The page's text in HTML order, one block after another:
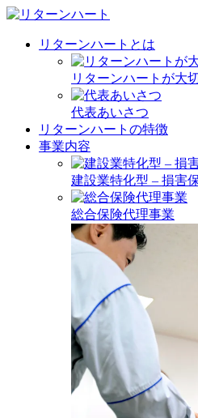
リターンハートとは
リターンハートが大
代表あいさつ
リターンハートの特徴
事業内容
建設業特化型 – 損害
総合保険代理事業